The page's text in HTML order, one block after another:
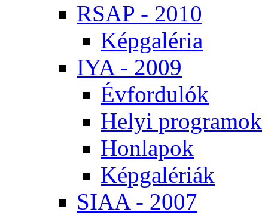
RSAP - 2010
Kép­ga­lé­ria
IYA - 2009
Év­for­du­lók
He­lyi prog­ra­mok
Hon­la­pok
Kép­ga­lé­ri­ák
SI­AA - 2007